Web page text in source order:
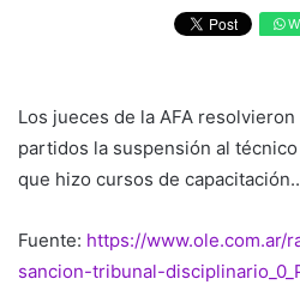
Los jueces de la AFA
partidos la suspensión al
que hizo cursos de
Fuente: https://www.ole.com.ar/
sancion-tribunal-